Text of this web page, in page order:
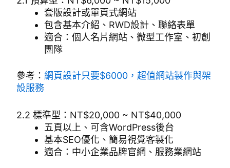
套版設計或單頁式網站
包含基本介紹、RWD設計、聯絡表單
適合：個人名片網站、微型工作室、初創
團隊
參考：網頁設計只要$6000，超值網站製作與架
設服務
2.2 標準型：NT$20,000 ~ NT$40,000
五頁以上、可含WordPress後台
基本SEO優化、簡易視覺客製化
適合：中小企業品牌官網、服務業網站